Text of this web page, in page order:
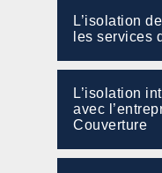
L’isolation
les services
L’isolation
avec
Couverture